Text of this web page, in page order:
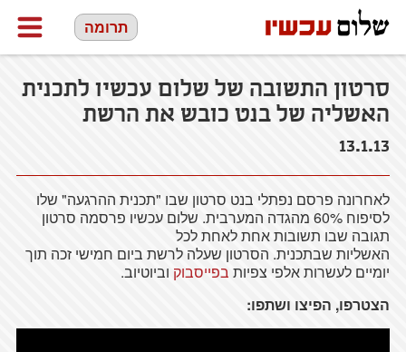
תרומה
סרטון התשובה של שלום עכשיו לתכנית
האשליה של בנט כובש את הרשת
13.1.13
לאחרונה פרסם נפתלי בנט סרטון שבו "תכנית ההרגעה" שלו
לסיפוח 60% מהגדה המערבית. שלום עכשיו פרסמה סרטון
תגובה שבו תשובות אחת לאחת לכל
האשליות שבתכנית. הסרטון שעלה לרשת ביום חמישי זכה תוך
יומיים לעשרות אלפי צפיות בפייסבוק וביוטיוב.
הצטרפו, הפיצו ושתפו: